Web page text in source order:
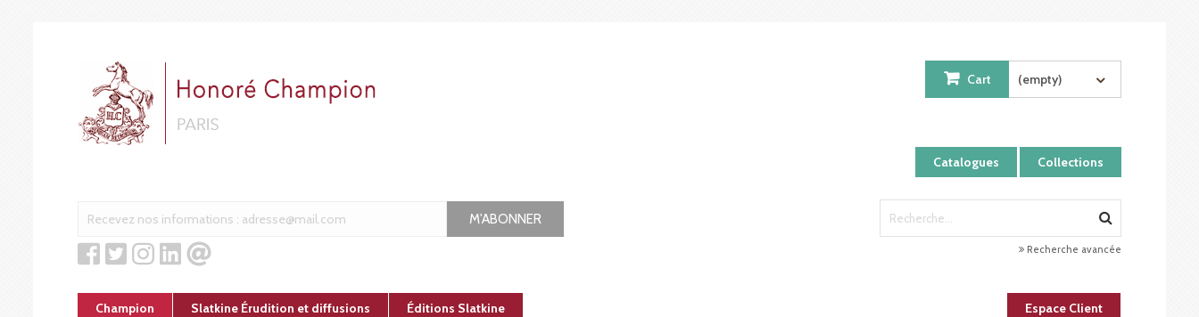
Catalogues Collections
Cart (empty)
M'ABONNER
Recherche avancée
Champion Slatkine Érudition et diffusions Éditions Slatkine
Espace Client